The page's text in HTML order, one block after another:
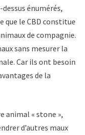
énumérés,
que le CBD constitue
de compagnie.
sans mesurer la
Car ils ont besoin
de la
animal « stone »,
d’autres maux